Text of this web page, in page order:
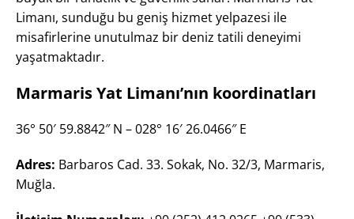
Limanı, sunduğu bu geniş hizmet yelpazesi ile
misafirlerine unutulmaz bir deniz tatili deneyimi
yaşatmaktadır.
Marmaris Yat Limanı’nın koordinatları
36° 50′ 59.8842″ N – 028° 16′ 26.0466″ E
Adres: Barbaros Cad. 33. Sokak, No. 32/3, Marmaris,
Muğla.